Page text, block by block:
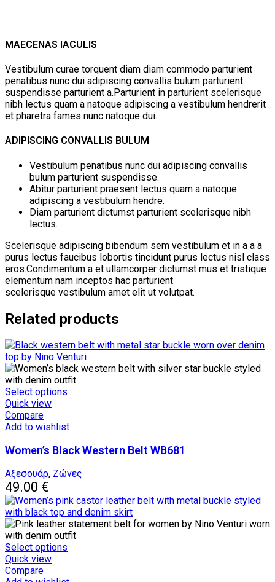
MAECENAS IACULIS
Vestibulum curae torquent diam diam commodo parturient
penatibus nunc dui adipiscing convallis bulum parturient
suspendisse parturient a.Parturient in parturient scelerisque
nibh lectus quam a natoque adipiscing a vestibulum hendrerit
et pharetra fames nunc natoque dui.
ADIPISCING CONVALLIS BULUM
Vestibulum penatibus nunc dui adipiscing convallis
bulum parturient suspendisse.
Abitur parturient praesent lectus quam a natoque
adipiscing a vestibulum hendre.
Diam parturient dictumst parturient scelerisque nibh
lectus.
Scelerisque adipiscing bibendum sem vestibulum et in a a a
purus lectus faucibus lobortis tincidunt purus lectus nisl class
eros.Condimentum a et ullamcorper dictumst mus et tristique
elementum nam inceptos hac parturient
scelerisque vestibulum amet elit ut volutpat.
Related products
Select options
multiple
The
may
chosen
on
the
product
Quick view
Compare
Add to wishlist
Women’s Black Western Belt WB681
Αξεσουάρ, Ζώνες
49.00 €
Select options
Quick view
Compare